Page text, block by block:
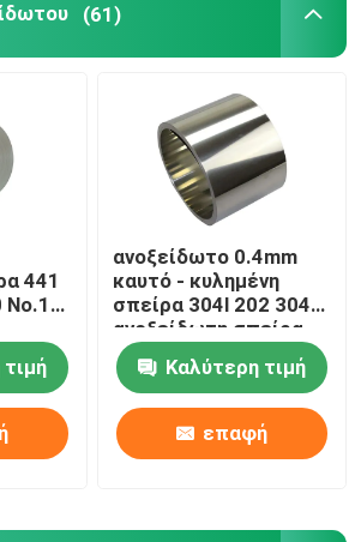
(61)
441
ανοξείδωτο 0.4mm
καυτό - κυλημένη
σπείρα 304l 202 304
ανοξείδωτη σπείρα
ASTM
Καλύτερη τιμή
επαφή